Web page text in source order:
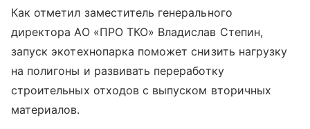
Как отметил заместитель генерального
директора АО «ПРО ТКО» Владислав Степин,
запуск экотехнопарка поможет снизить нагрузку
на полигоны и развивать переработку
строительных отходов с выпуском вторичных
материалов.